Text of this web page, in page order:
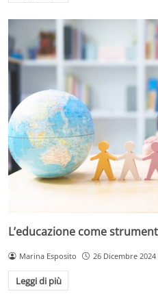
L’educazione come
Marina Esposito 26 Dicembre 2024
Leggi di più